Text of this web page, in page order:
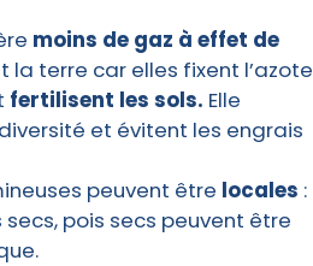
moins de gaz à effet de
la terre car elles fixent l’azote
fertilisent les sols. Elle
et évitent les engrais
peuvent être locales :
pois secs peuvent être